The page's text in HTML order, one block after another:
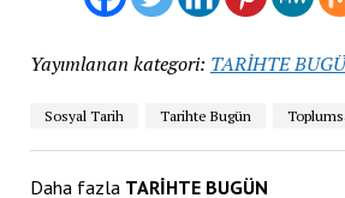
Yayımlanan kategori: TARİHTE
Sosyal Tarih Tarihte Bugün
Daha fazla TARİHTE BUGÜN